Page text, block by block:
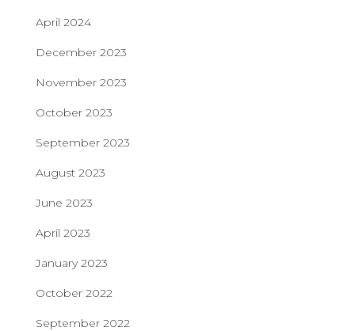
April 2024
December 2023
November 2023
October 2023
September 2023
August 2023
June 2023
April 2023
January 2023
October 2022
September 2022